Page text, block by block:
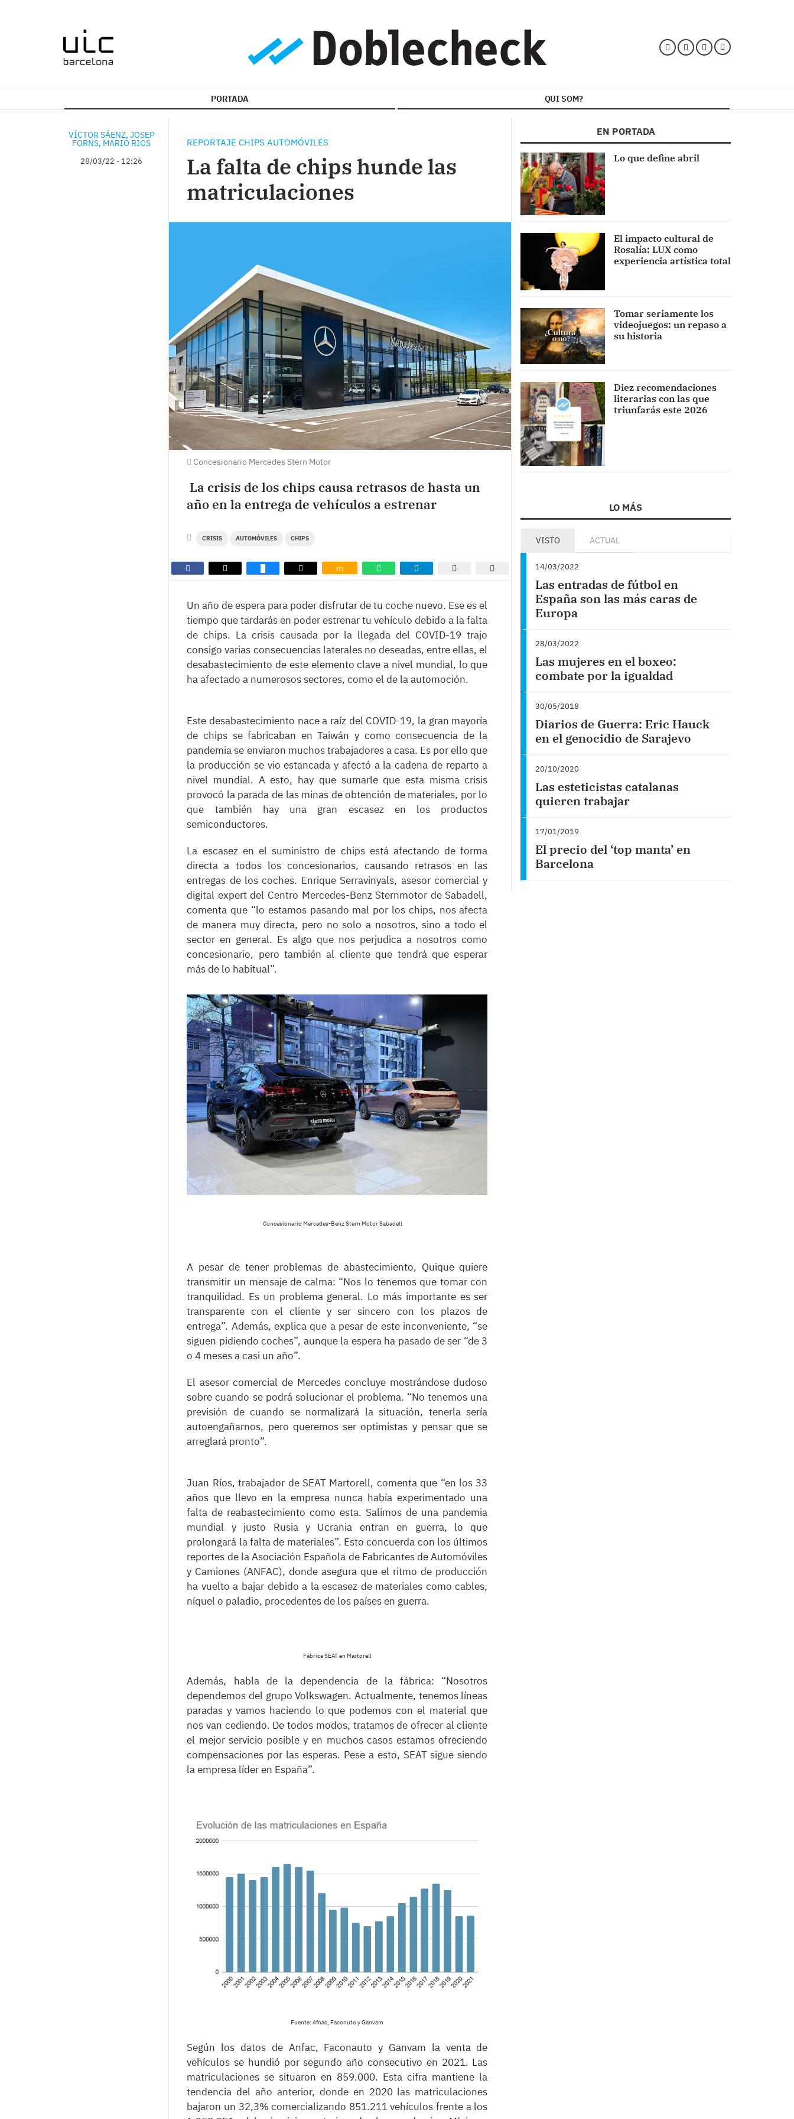
PORTADA QUI SOM?
VÍCTOR SÁENZ, JOSEP
FORNS, MARIO RIOS
28/03/22 - 12:26
REPORTAJE CHIPS AUTOMÓVILES
La falta de chips hunde las
matriculaciones
Concesionario Mercedes Stern Motor
La crisis de los chips causa retrasos de hasta un
año en la entrega de vehículos a estrenar
CRISIS AUTOMÓVILES CHIPS
m
Un año de espera para poder disfrutar de tu coche nuevo. Ese es el
tiempo que tardarás en poder estrenar tu vehículo debido a la falta
de chips. La crisis causada por la llegada del COVID-19 trajo
consigo varias consecuencias laterales no deseadas, entre ellas, el
desabastecimiento de este elemento clave a nivel mundial, lo que
ha afectado a numerosos sectores, como el de la automoción.
Este desabastecimiento nace a raíz del COVID-19, la gran mayoría
de chips se fabricaban en Taiwán y como consecuencia de la
pandemia se enviaron muchos trabajadores a casa. Es por ello que
la producción se vio estancada y afectó a la cadena de reparto a
nivel mundial. A esto, hay que sumarle que esta misma crisis
provocó la parada de las minas de obtención de materiales, por lo
que también hay una gran escasez en los productos
semiconductores.
La escasez en el suministro de chips está afectando de forma
directa a todos los concesionarios, causando retrasos en las
entregas de los coches. Enrique Serravinyals, asesor comercial y
digital expert del Centro Mercedes-Benz Sternmotor de Sabadell,
comenta que “lo estamos pasando mal por los chips, nos afecta
de manera muy directa, pero no solo a nosotros, sino a todo el
sector en general. Es algo que nos perjudica a nosotros como
concesionario, pero también al cliente que tendrá que esperar
más de lo habitual”.
Concesionario Mercedes-Benz Stern Motor Sabadell
A pesar de tener problemas de abastecimiento, Quique quiere
transmitir un mensaje de calma: “Nos lo tenemos que tomar con
tranquilidad. Es un problema general. Lo más importante es ser
transparente con el cliente y ser sincero con los plazos de
entrega”. Además, explica que a pesar de este inconveniente, “se
siguen pidiendo coches”, aunque la espera ha pasado de ser “de 3
o 4 meses a casi un año”.
El asesor comercial de Mercedes concluye mostrándose dudoso
sobre cuando se podrá solucionar el problema. “No tenemos una
previsión de cuando se normalizará la situación, tenerla sería
autoengañarnos, pero queremos ser optimistas y pensar que se
arreglará pronto”.
Juan Ríos, trabajador de SEAT Martorell, comenta que “en los 33
años que llevo en la empresa nunca había experimentado una
falta de reabastecimiento como esta. Salimos de una pandemia
mundial y justo Rusia y Ucrania entran en guerra, lo que
prolongará la falta de materiales”. Esto concuerda con los últimos
reportes de la Asociación Española de Fabricantes de Automóviles
y Camiones (ANFAC), donde asegura que el ritmo de producción
ha vuelto a bajar debido a la escasez de materiales como cables,
níquel o paladio, procedentes de los países en guerra.
Fábrica SEAT en Martorell
Además, habla de la dependencia de la fábrica: “Nosotros
dependemos del grupo Volkswagen. Actualmente, tenemos líneas
paradas y vamos haciendo lo que podemos con el material que
nos van cediendo. De todos modos, tratamos de ofrecer al cliente
el mejor servicio posible y en muchos casos estamos ofreciendo
compensaciones por las esperas. Pese a esto, SEAT sigue siendo
la empresa líder en España”.
Fuente: Afnac, Faconuto y Ganvam
Según los datos de Anfac, Faconauto y Ganvam la venta de
vehículos se hundió por segundo año consecutivo en 2021. Las
matriculaciones se situaron en 859.000. Esta cifra mantiene la
tendencia del año anterior, donde en 2020 las matriculaciones
bajaron un 32,3% comercializando 851.211 vehículos frente a los
EN PORTADA
Lo que define abril
El impacto cultural de
Rosalía: LUX como
experiencia artística total
Tomar seriamente los
videojuegos: un repaso a
su historia
Diez recomendaciones
literarias con las que
triunfarás este 2026
LO MÁS
VISTO ACTUAL
14/03/2022
Las entradas de fútbol en
España son las más caras de
Europa
28/03/2022
Las mujeres en el boxeo:
combate por la igualdad
30/05/2018
Diarios de Guerra: Eric Hauck
en el genocidio de Sarajevo
20/10/2020
Las esteticistas catalanas
quieren trabajar
17/01/2019
El precio del ‘top manta’ en
Barcelona